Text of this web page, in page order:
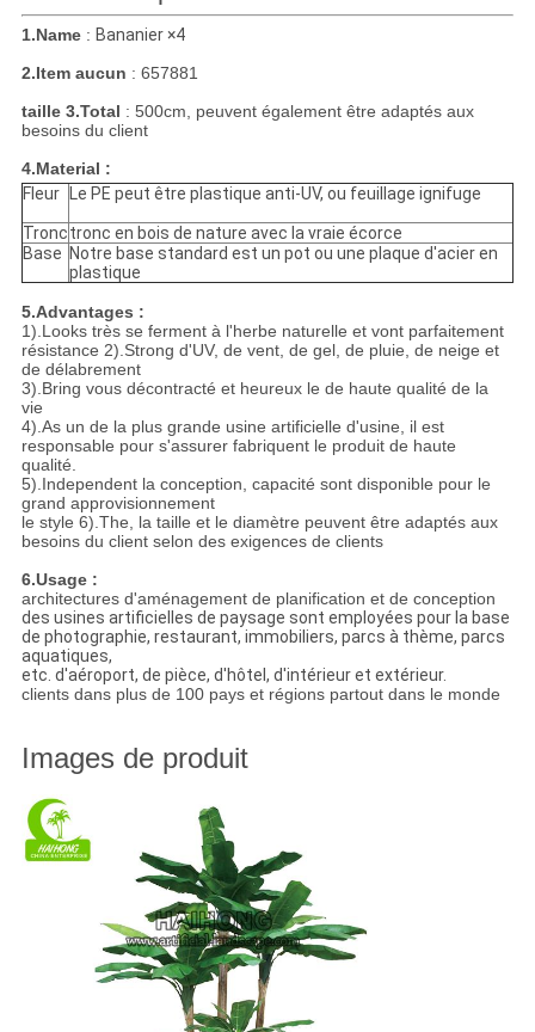
POLITIQUE
CONFIDENTIALITÉ
1.Name: Bananier ×4
2.Item aucun : 657881
taille 3.Total : 500cm, peuvent également être adaptés aux
besoins du client
4.Material :
Fleur
Le PE peut être plastique anti-UV, ou feuillage ignifuge
Tronctronc en bois de nature avec la vraie écorce
Base Notre base standard est un pot ou une plaque d'acier en
plastique
5.Advantages :
1).Looks très se ferment à l'herbe naturelle et vont parfaitement
résistance 2).Strong d'UV, de vent, de gel, de pluie, de neige et
de délabrement
3).Bring vous décontracté et heureux le de haute qualité de la
vie
4).As un de la plus grande usine artificielle d'usine, il est
responsable pour s'assurer fabriquent le produit de haute
qualité.
5).Independent la conception, capacité sont disponible pour le
grand approvisionnement
le style 6).The, la taille et le diamètre peuvent être adaptés aux
besoins du client selon des exigences de clients
6.Usage :
architectures d'aménagement de planification et de conception
des usines artificielles de paysage sont employées pour la base
de photographie, restaurant, immobiliers, parcs à thème, parcs
aquatiques,
etc. d'aéroport, de pièce, d'hôtel, d'intérieur et extérieur.
clients dans plus de 100 pays et régions partout dans le monde
Images de produit